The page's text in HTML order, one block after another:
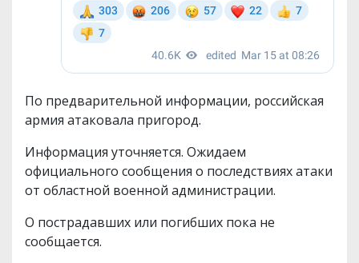
По предварительной информации, российская
армия атаковала пригород.
Информация уточняется. Ожидаем
официального сообщения о последствиях атаки
от областной военной администрации.
О пострадавших или погибших пока не
сообщается.